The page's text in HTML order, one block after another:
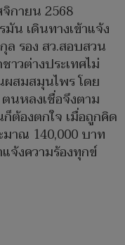
กายน 2568
น เดินทางเข้าแจ้ง
ล รอง สว.สอบสวน
วต่างประเทศไม่
สมสมุนไพร โดย
นหลงเชื่อจึงตาม
ต้องตกใจ เมื่อถูกคิด
มาณ 140,000 บาท
จ้งความร้องทุกข์